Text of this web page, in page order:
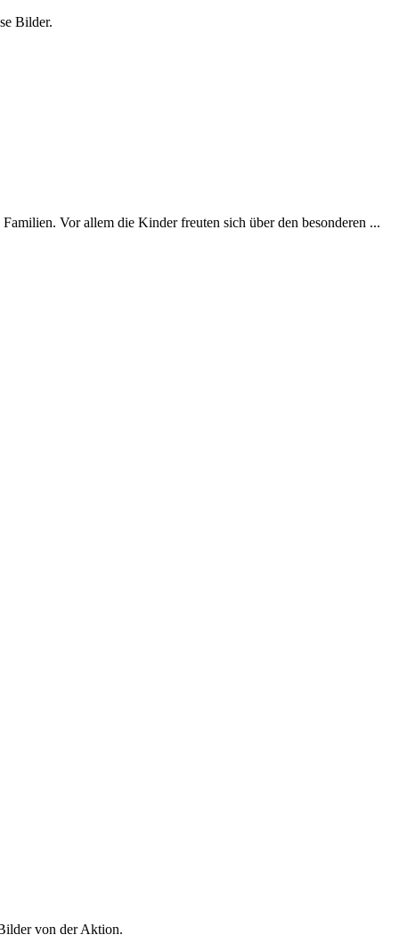
Bilder.
Vor allem die Kinder freuten sich über den besonderen ...
von der Aktion.